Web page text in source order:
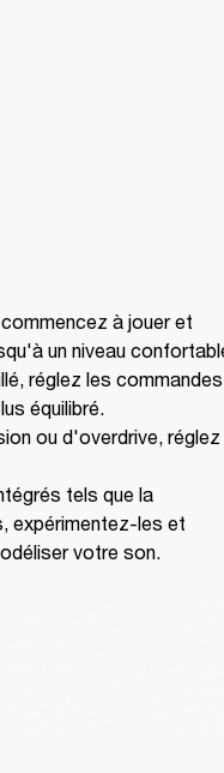
à jouer et
un niveau
réglez les commandes
équilibré.
ou d'overdrive, réglez
tels que la
expérimentez-les et
votre son.